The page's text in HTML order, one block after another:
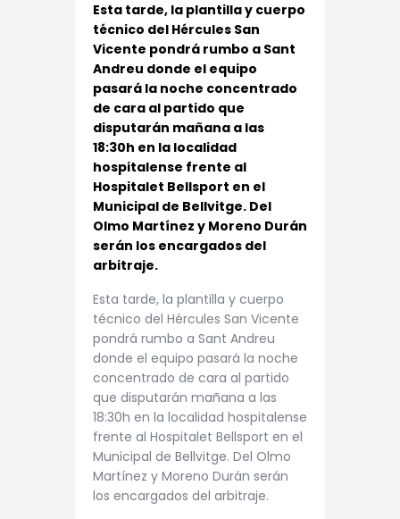
Esta tarde, la plantilla y cuerpo
técnico del Hércules San
Vicente pondrá rumbo a Sant
Andreu donde el equipo
pasará la noche concentrado
de cara al partido que
disputarán mañana a las
18:30h en la localidad
hospitalense frente al
Hospitalet Bellsport en el
Municipal de Bellvitge. Del
Olmo Martínez y Moreno Durán
serán los encargados del
arbitraje.
Esta tarde, la plantilla y cuerpo
técnico del Hércules San Vicente
pondrá rumbo a Sant Andreu
donde el equipo pasará la noche
concentrado de cara al partido
que disputarán mañana a las
18:30h en la localidad hospitalense
frente al Hospitalet Bellsport en el
Municipal de Bellvitge. Del Olmo
Martínez y Moreno Durán serán
los encargados del arbitraje.